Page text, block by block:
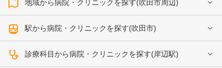
地域から病院・クリニックを探す(吹田市周辺)
駅から病院・クリニックを探す(吹田市)
診療科目から病院・クリニックを探す(岸辺駅)